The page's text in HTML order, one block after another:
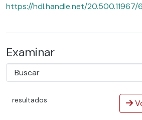
https://hdl.handle.net/20.500.11967/
Examinar
resultados